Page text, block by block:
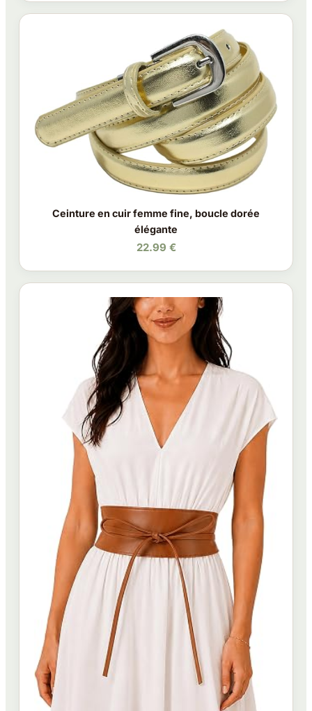
Ceinture en cuir femme fine, boucle dorée
élégante
22.99 €